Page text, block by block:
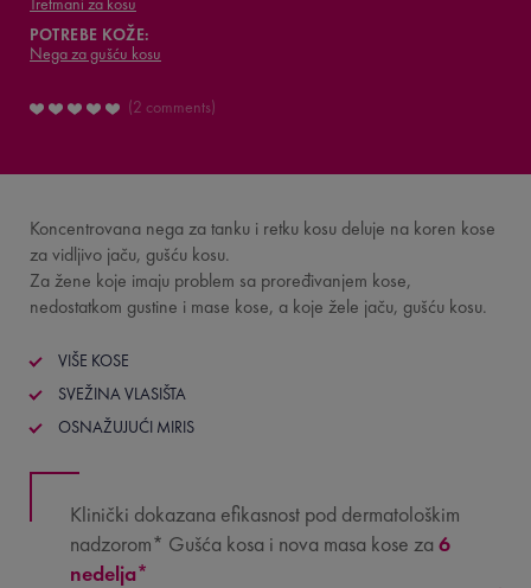
POTREBE KOŽE:
Nega za gušću kosu
2 comments
Koncentrovana nega za tanku i retku kosu deluje na koren kose
za vidljivo jaču, gušću kosu.
Za žene koje imaju problem sa proređivanjem kose,
nedostatkom gustine i mase kose, a koje žele jaču, gušću kosu.
VIŠE KOSE
SVEŽINA VLASIŠTA
OSNAŽUJUĆI MIRIS
Klinički dokazana efikasnost pod dermatološkim
nadzorom* Gušća kosa i nova masa kose za 6
nedelja*